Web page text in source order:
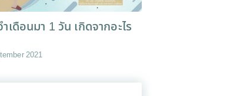
ำเดือนมา 1 วัน เกิดจากอะไร
2021